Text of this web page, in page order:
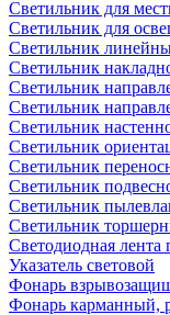
Светильник для
Светильник для
Светильник
Светильник
Светильник
Светильник
Светильник
Светильник
Светильник
Светильник
Светильник
Светильник
Светодиодная лента
Указатель световой
Фонарь
Фонарь карманный,